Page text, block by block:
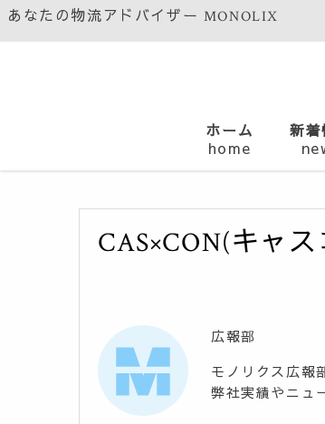
あなたの物流アドバイザー MONOLIX
ホーム
home
新着
CAS×CON(キャ
広報部
モノリクス広報
弊社実績やニュ